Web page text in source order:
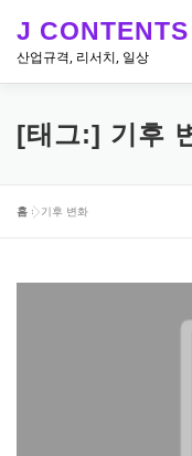
J CONTENTS
산업규격, 리서치, 일상
리서치, 뉴스 산
[태그:] 기후
홈 »기후 변화